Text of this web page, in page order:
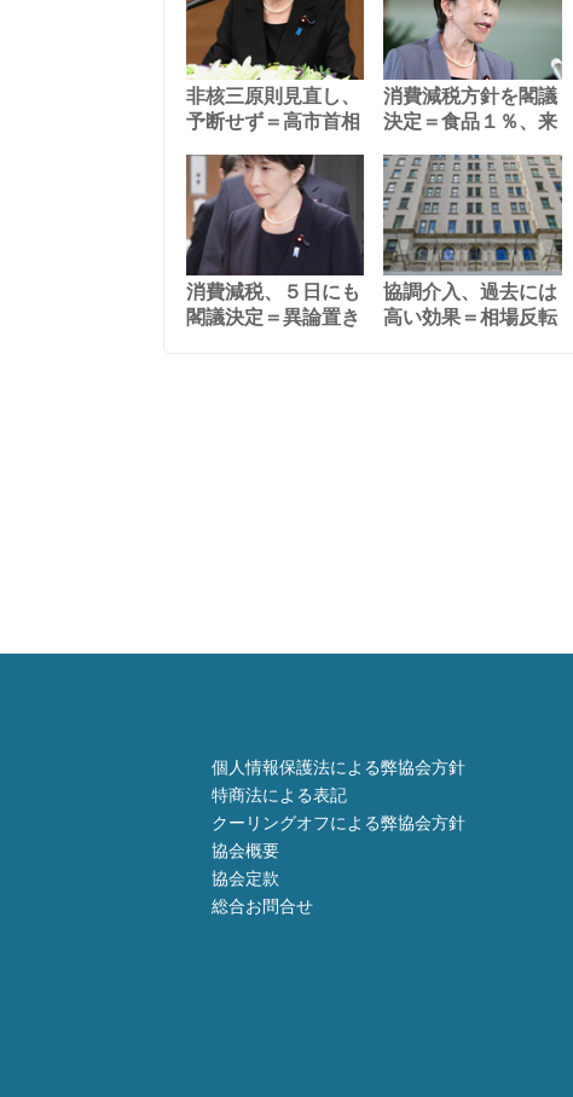
非核三原則見直し、
予断せず＝高市首相
消費減税方針を閣議
決定＝食品１％、来
消費減税、５日にも
閣議決定＝異論置き
協調介入、過去には
高い効果＝相場反転
個人情報保護法による弊協会方針
特商法による表記
クーリングオフによる弊協会方針
協会概要
協会定款
総合お問合せ